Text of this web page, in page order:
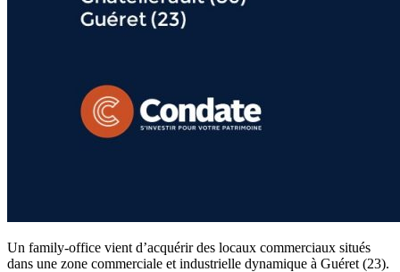
Un family-office vient d’acquérir des locaux commerciaux situés
dans une zone commerciale et industrielle dynamique à Guéret (23).